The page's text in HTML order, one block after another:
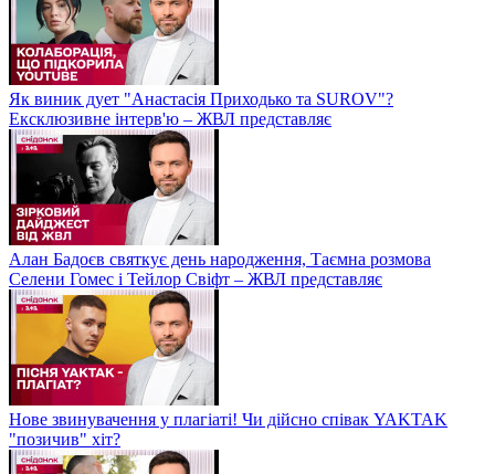
Як виник дует "Анастасія Приходько та SUROV"?
Ексклюзивне інтерв'ю – ЖВЛ представляє
Алан Бадоєв святкує день народження, Таємна розмова
Селени Гомес і Тейлор Свіфт – ЖВЛ представляє
Нове звинувачення у плагіаті! Чи дійсно співак YAKTAK
"позичив" хіт?